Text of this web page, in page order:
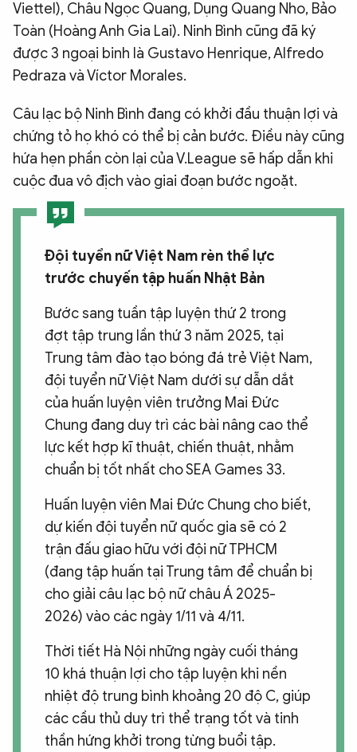
Viettel), Châu Ngọc Quang, Dụng Quang Nho, Bảo
Toàn (Hoàng Anh Gia Lai). Ninh Bình cũng đã ký
được 3 ngoại binh là Gustavo Henrique, Alfredo
Pedraza và Víctor Morales.
Câu lạc bộ Ninh Bình đang có khởi đầu thuận lợi và
chứng tỏ họ khó có thể bị cản bước. Điều này cũng
hứa hẹn phần còn lại của V.League sẽ hấp dẫn khi
cuộc đua vô địch vào giai đoạn bước ngoặt.
Đội tuyển nữ Việt Nam rèn thể lực
trước chuyến tập huấn Nhật Bản
Bước sang tuần tập luyện thứ 2 trong
đợt tập trung lần thứ 3 năm 2025, tại
Trung tâm đào tạo bóng đá trẻ Việt Nam,
đội tuyển nữ Việt Nam dưới sự dẫn dắt
của huấn luyện viên trưởng Mai Đức
Chung đang duy trì các bài nâng cao thể
lực kết hợp kĩ thuật, chiến thuật, nhằm
chuẩn bị tốt nhất cho SEA Games 33.
Huấn luyện viên Mai Đức Chung cho biết,
dự kiến đội tuyển nữ quốc gia sẽ có 2
trận đấu giao hữu với đội nữ TPHCM
(đang tập huấn tại Trung tâm để chuẩn bị
cho giải câu lạc bộ nữ châu Á 2025-
2026) vào các ngày 1/11 và 4/11.
Thời tiết Hà Nội những ngày cuối tháng
10 khá thuận lợi cho tập luyện khi nền
nhiệt độ trung bình khoảng 20 độ C, giúp
các cầu thủ duy trì thể trạng tốt và tinh
thần hứng khởi trong từng buổi tập.